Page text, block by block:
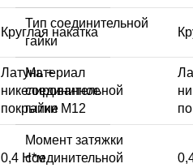
Круглая накатка
Латунь +
никелированное
покрытие
0,4 Н*м
Тип соединительной
гайки
Материал
соединительной
гайки M12
Момент затяжки
соединительной